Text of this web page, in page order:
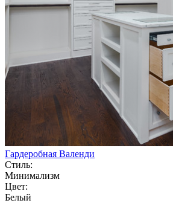
Гардеробная Валенди
Стиль:
Минимализм
Цвет:
Белый